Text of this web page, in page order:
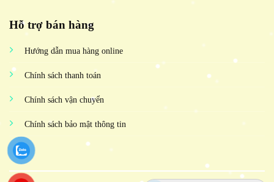
Hỗ trợ bán hàng
Hướng dẫn mua hàng online
Chính sách thanh toán
Chính sách vận chuyển
Chính sách bảo mật thông tin